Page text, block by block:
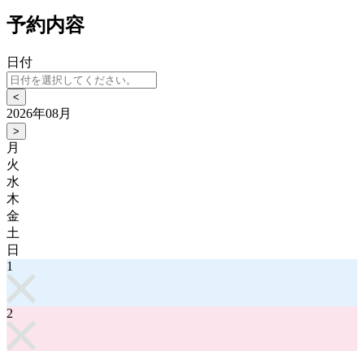
予約内容
日付
<
2026年08月
>
月
火
水
木
金
土
日
1
2